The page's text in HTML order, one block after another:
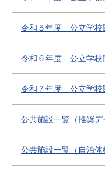
令和５年度 公立学校
令和６年度 公立学校
令和７年度 公立学校
公共施設一覧（推奨デ
公共施設一覧（自治体